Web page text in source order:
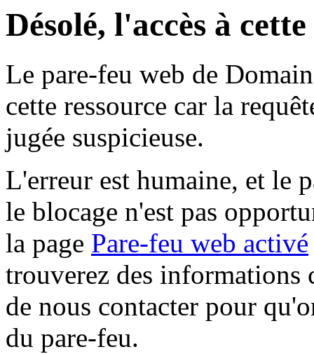
Désolé, l'accès à
Le pare-feu web de
cette ressource car la
jugée suspicieuse.
L'erreur est humaine, et le
le blocage n'est pas
la page Pare-feu web activé
trouverez des informations
de nous contacter pour
du pare-feu.